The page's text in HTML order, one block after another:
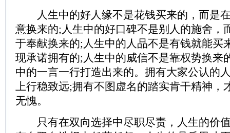
人生中的好人缘不是花钱买来的，而是
意换来的;人生中的好口碑不是别人的施舍，
于奉献换来的;人生中的人品不是有钱就能买
现承诺拥有的;人生中的威信不是靠权势换来
中的一言一行打造出来的。拥有大家公认的
上行稳致远;拥有不图虚名的踏实肯干精神，
无愧。
只有在双向选择中尽职尽责，人生的价